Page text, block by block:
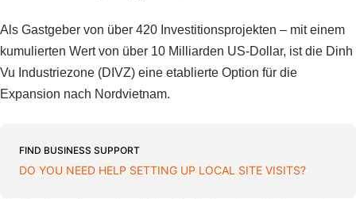
Als Gastgeber von über 420 Investitionsprojekten – mit einem
kumulierten Wert von über 10 Milliarden US-Dollar, ist die Dinh
Vu Industriezone (DIVZ) eine etablierte Option für die
Expansion nach Nordvietnam.
FIND BUSINESS SUPPORT
DO YOU NEED HELP SETTING UP LOCAL SITE VISITS?